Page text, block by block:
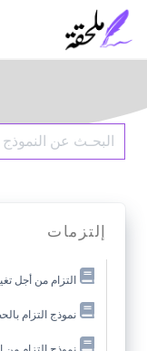
Search
إلتزمات
التزام من أجل
نموذج التزام